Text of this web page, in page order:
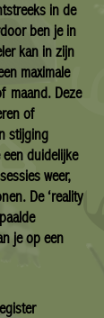
in de
ben je in
kan in zijn
maximale
maand. Deze
of
stijging
duidelijke
weer,
De ‘reality
je op een